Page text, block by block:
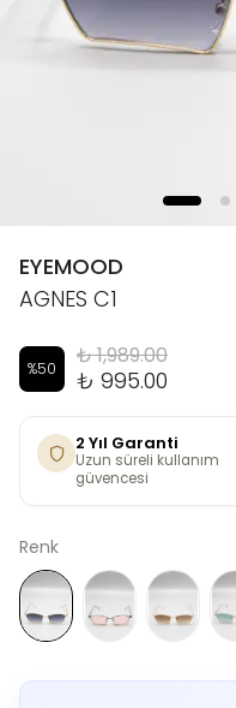
EYEMOOD
AGNES C1
%50 ₺ 1,989.00
₺ 995.00
2 Yıl Garanti
Uzun süreli kullanım
güvencesi
Renk